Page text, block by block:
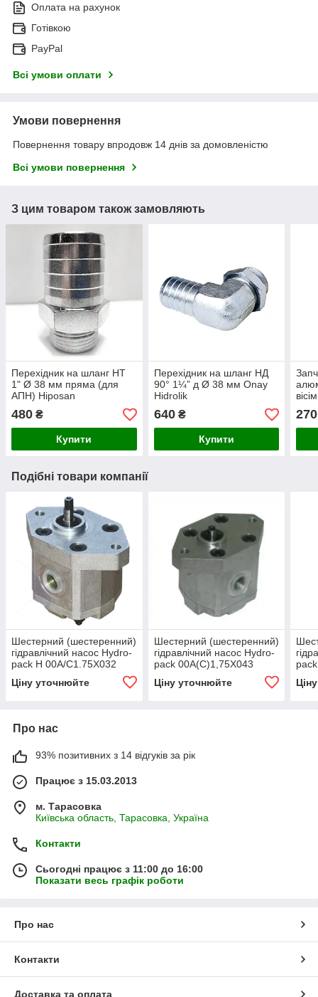
Оплата на рахунок
Готівкою
PayPal
Всі умови оплати
Умови повернення
Повернення товару впродовж 14 днів за домовленістю
Всі умови повернення
З цим товаром також замовляють
Перехідник на шланг НТ
1" Ø 38 мм пряма (для
АПН) Hiposan
480 ₴
Купити
Перехідник на шланг НД
90° 1¼” д Ø 38 мм Onay
Hidrolik
640₴
Купити
270
Подібні товари компанії
Шестерний (шестеренний)
гідравлічний насос Hydro-
pack H 00A/C1.75X032
Ціну уточнюйте
Шестерний (шестеренний)
гідравлічний насос Hydro-
pack 00A(C)1,75X043
Ціну уточнюйте
Про нас
93% позитивних з 14 відгуків за рік
Працює з 15.03.2013
м. Тарасовка
Київська область, Тарасовка, Україна
Контакти
Сьогодні працює з 11:00 до 16:00
Показати весь графік роботи
Про нас
Контакти
Доставка та оплата